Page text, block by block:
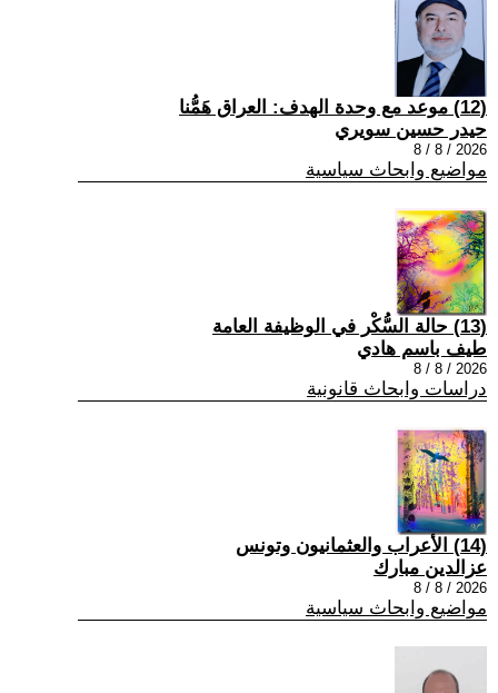
(12) موعد مع وحدة الهدف: العراق هَمُّنا
حيدر حسين سويري
2026 / 8 / 8
مواضيع وابحاث سياسية
(13) حالة السُّكْر في الوظيفة العامة
طيف باسم هادي
2026 / 8 / 8
دراسات وابحاث قانونية
(14) الأعراب والعثمانيون وتونس
عزالدين مبارك
2026 / 8 / 8
مواضيع وابحاث سياسية